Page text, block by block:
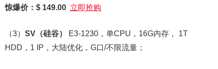
惊爆价：$ 149.00 立即抢购
（3） SV （硅谷）
E3-1230，单CPU，16G内存， 1T
HDD，1 IP，大陆优化，G口/不限流量；